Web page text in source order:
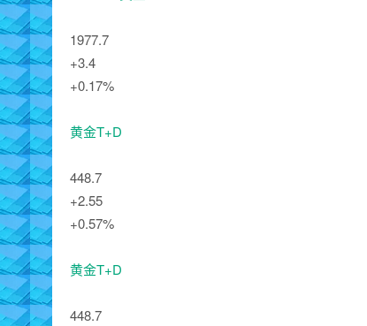
1977.7
+3.4
+0.17%
黄金T+D
448.7
+2.55
+0.57%
黄金T+D
448.7